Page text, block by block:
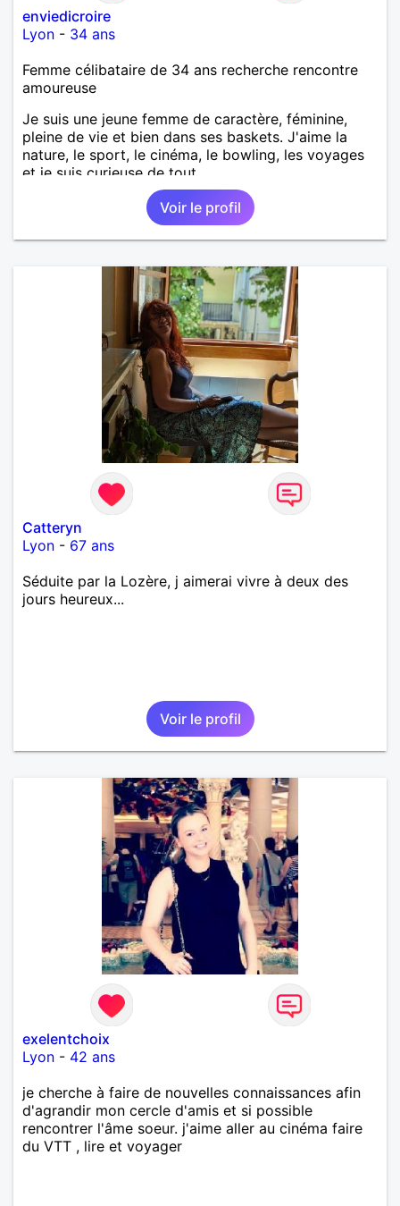
enviedicroire
Lyon - 34 ans
Femme célibataire de 34 ans recherche rencontre
amoureuse
Je suis une jeune femme de caractère, féminine,
pleine de vie et bien dans ses baskets. J'aime la
nature, le sport, le cinéma, le bowling, les voyages
et je suis curieuse de tout.
Voir le profil
Catteryn
Lyon - 67 ans
Séduite par la Lozère, j aimerai vivre à deux des
jours heureux...
Voir le profil
exelentchoix
Lyon - 42 ans
je cherche à faire de nouvelles connaissances afin
d'agrandir mon cercle d'amis et si possible
rencontrer l'âme soeur. j'aime aller au cinéma faire
du VTT , lire et voyager